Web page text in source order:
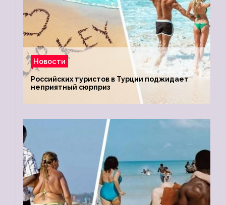
Новости
Российских туристов в Турции поджидает
неприятный сюрприз